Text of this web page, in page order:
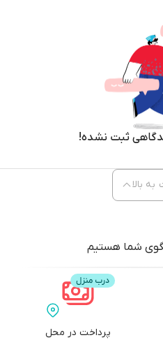
ثبت نشده!
شما هستیم
بالا
پرداخت در محل